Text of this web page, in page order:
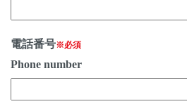
電話番号※必須
Phone number